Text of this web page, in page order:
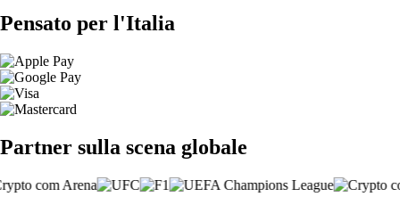
Pensato per l'Italia
Partner sulla scena globale